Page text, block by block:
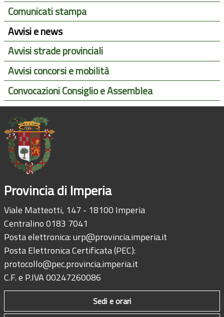
Comunicati stampa
Avvisi e news
Avvisi strade provinciali
Avvisi concorsi e mobilità
Convocazioni Consiglio e Assemblea
Provincia di Imperia
Viale Matteotti, 147 - 18100 Imperia
Centralino 0183 7041
Posta elettronica:urp@provincia.imperia.it
Posta Elettronica Certificata (PEC):
protocollo@pec.provincia.imperia.it
C.F. e P.IVA 00247260086
Sedi e orari